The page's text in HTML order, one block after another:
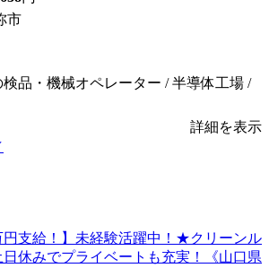
市
検品・機械オペレーター / 半導体工場 /
詳細を表示